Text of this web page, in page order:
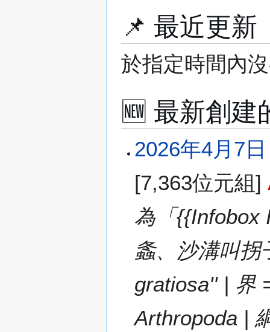
📌 最近更
於指定時間內
🆕 最新創建
2026年4月7
[7,363位元組]
為「{{Infobox
螽、沙溝叫拐
gratiosa'' | 界
Arthropoda |